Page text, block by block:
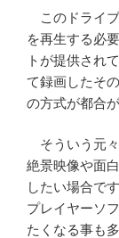
このドライ
を再生する必
トが提供され
て録画したそ
の方式が都合
そういう元
絶景映像や面
したい場合で
プレイヤーソ
たくなる事も